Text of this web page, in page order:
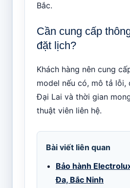
Bắc.
Cần cung cấp
đặt lịch?
Khách hàng nên cung
model nếu có, mô tả lỗi,
Đại Lai và thời gian
thuật viên liên hệ.
Bài viết liên quan
Bảo hành
Đa, Bắc Ninh